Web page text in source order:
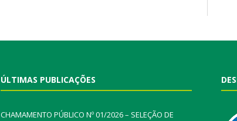
ÚLTIMAS PUBLICAÇÕES
CHAMAMENTO PÚBLICO Nº 01/2026 – SELEÇÃO DE